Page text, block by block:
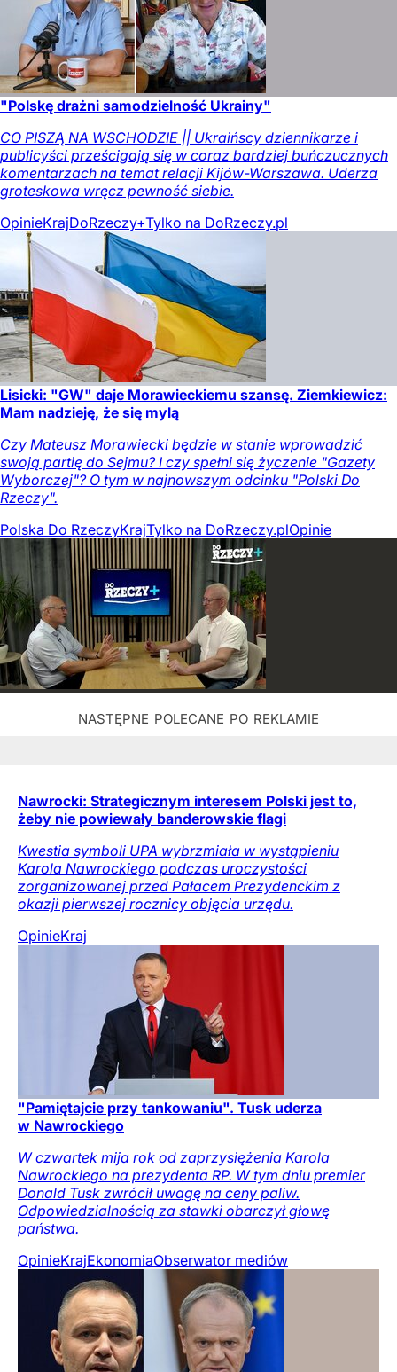
"Polskę drażni samodzielność Ukrainy"
CO PISZĄ NA WSCHODZIE || Ukraińscy dziennikarze i
publicyści prześcigają się w coraz bardziej buńczucznych
komentarzach na temat relacji Kijów-Warszawa. Uderza
groteskowa wręcz pewność siebie.
OpinieKrajDoRzeczy+Tylko na DoRzeczy.pl
Lisicki: "GW" daje Morawieckiemu szansę. Ziemkiewicz:
Mam nadzieję, że się mylą
Czy Mateusz Morawiecki będzie w stanie wprowadzić
swoją partię do Sejmu? I czy spełni się życzenie "Gazety
Wyborczej"? O tym w najnowszym odcinku "Polski Do
Rzeczy".
Polska Do RzeczyKrajTylko na DoRzeczy.plOpinie
Nawrocki: Strategicznym interesem Polski jest to,
żeby nie powiewały banderowskie flagi
Kwestia symboli UPA wybrzmiała w wystąpieniu
Karola Nawrockiego podczas uroczystości
zorganizowanej przed Pałacem Prezydenckim z
okazji pierwszej rocznicy objęcia urzędu.
OpinieKraj
"Pamiętajcie przy tankowaniu". Tusk uderza
w Nawrockiego
W czwartek mija rok od zaprzysiężenia Karola
Nawrockiego na prezydenta RP. W tym dniu premier
Donald Tusk zwrócił uwagę na ceny paliw.
Odpowiedzialnością za stawki obarczył głowę
państwa.
OpinieKrajEkonomiaObserwator mediów